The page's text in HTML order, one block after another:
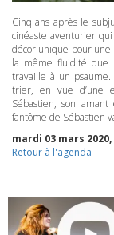
Cinq ans après le
cinéaste aventurier
décor unique pour
la même fluidité que
travaille à un
trier, en vue d’une
Sébastien, son
fantôme de Sébastien
mardi 03 mars 2020,
Retour à l'agenda